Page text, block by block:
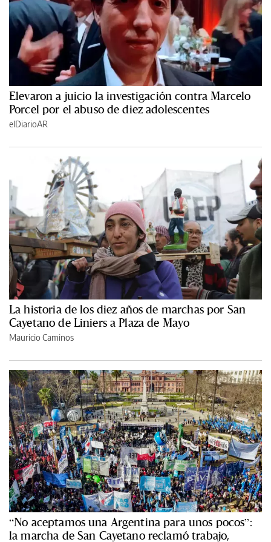
Elevaron a juicio la investigación contra Marcelo
Porcel por el abuso de diez adolescentes
elDiarioAR
La historia de los diez años de marchas por San
Cayetano de Liniers a Plaza de Mayo
Mauricio Caminos
“No aceptamos una Argentina para unos pocos”:
la marcha de San Cayetano reclamó trabajo,